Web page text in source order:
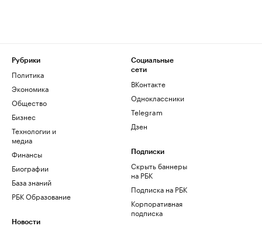
Рубрики
Политика
Экономика
Общество
Бизнес
Технологии и
медиа
Финансы
Биографии
База знаний
РБК Образование
Новости
Социальные
сети
ВКонтакте
Одноклассники
Telegram
Дзен
Подписки
Скрыть баннеры
на РБК
Подписка на РБК
Корпоративная
подписка